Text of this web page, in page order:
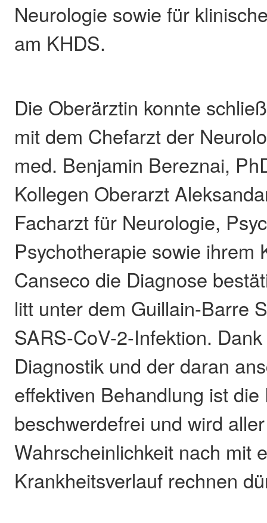
Neurologie sowie für
am KHDS.
Die Oberärztin konnte
mit dem Chefarzt der
med. Benjamin Bereznai,
Kollegen Oberarzt
Facharzt für Neurologie,
Psychotherapie sowie ihrem
Canseco die Diagnose
litt unter dem Guillain-Barre
SARS-CoV-2-Infektion.
Diagnostik und der daran
effektiven Behandlung ist
beschwerdefrei und wird aller
Wahrscheinlichkeit nach mit
Krankheitsverlauf rechnen